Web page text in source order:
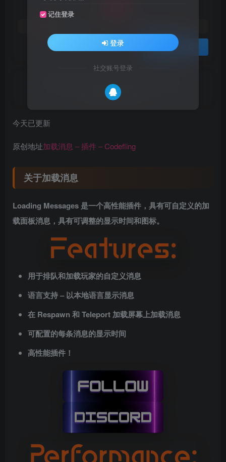
登录购买
Sometimes you have to be your own hero.
有时候必须做自己的英雄
今天已更新
原创地址加载消息 – 插件 – Codefling
关于加载消息
Loading Messages 是一个高性能插件，具有可自定义的加
载面板消息，具有可调整的显示时间和图标。
用于排队和加载玩家的自定义消息
语言支持 – 以本地语言显示消息
在 Respawn 和 Teleport 加载屏幕上加载消息
可配置的每条消息的显示时间
高性能插件！
记住登录
登录
社交账号登录